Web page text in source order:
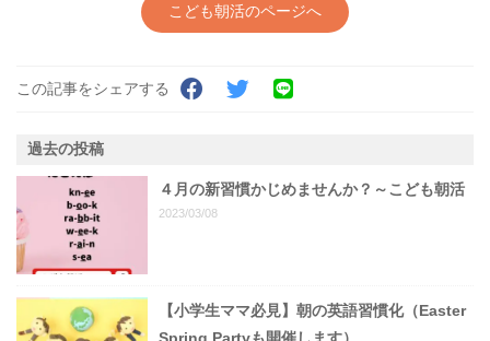
こども朝活のページへ
この記事をシェアする
過去の投稿
４月の新習慣かじめませんか？～こども朝活
2023/03/08
【小学生ママ必見】朝の英語習慣化（Easter